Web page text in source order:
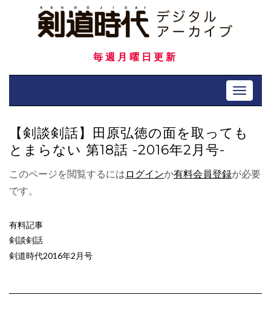
毎週月曜日更新
Toggle
【剣談剣話】田原弘徳の面を取っても
とまらない 第18話 -2016年2月号-
このページを閲覧するには ログインか有料会員登録が必要
です。
有料記事
剣談剣話
剣道時代2016年2月号